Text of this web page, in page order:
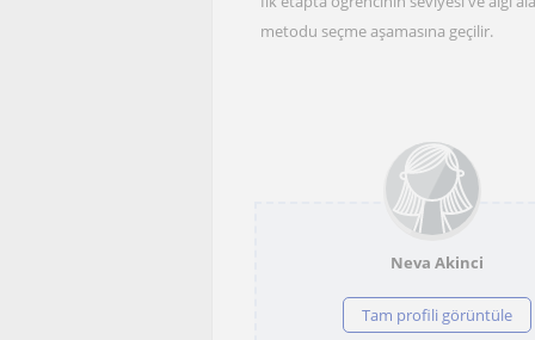
metodu seçme aşamasına geçilir.
Neva Akinci
Tam profili görüntüle